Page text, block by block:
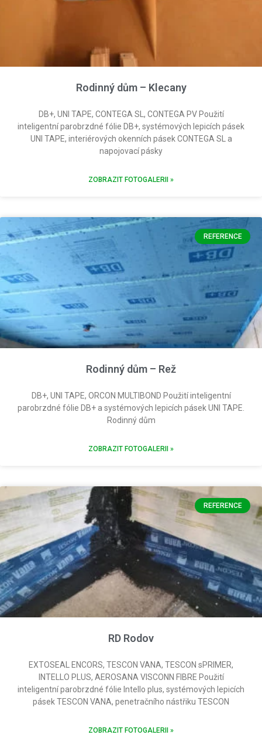
Rodinný dům – Klecany
DB+, UNI TAPE, CONTEGA SL, CONTEGA PV Použití
inteligentní parobrzdné fólie DB+, systémových lepicích pásek
UNI TAPE, interiérových okenních pásek CONTEGA SL a
napojovací pásky
ZOBRAZIT FOTOGALERII »
REFERENCE
Rodinný dům – Rež
DB+, UNI TAPE, ORCON MULTIBOND Použití inteligentní
parobrzdné fólie DB+ a systémových lepicích pásek UNI TAPE.
Rodinný dům
ZOBRAZIT FOTOGALERII »
REFERENCE
RD Rodov
EXTOSEAL ENCORS, TESCON VANA, TESCON sPRIMER,
INTELLO PLUS, AEROSANA VISCONN FIBRE Použití
inteligentní parobrzdné fólie Intello plus, systémových lepicích
pásek TESCON VANA, penetračního nástřiku TESCON
ZOBRAZIT FOTOGALERII »